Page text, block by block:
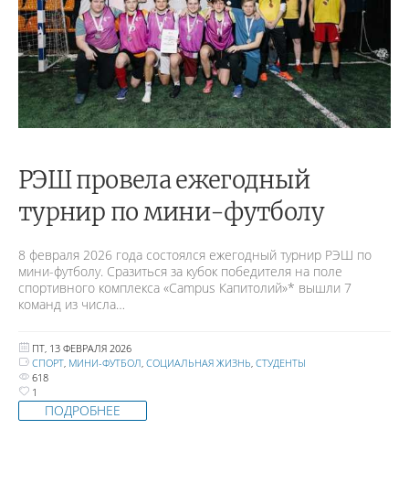
РЭШ провела ежегодный
турнир по мини-футболу
8 февраля 2026 года состоялся ежегодный турнир РЭШ по
мини-футболу. Сразиться за кубок победителя на поле
спортивного комплекса «Campus Капитолий»* вышли 7
команд из числа…
ПТ, 13 ФЕВРАЛЯ 2026
СПОРТ, МИНИ-ФУТБОЛ, СОЦИАЛЬНАЯ ЖИЗНЬ, СТУДЕНТЫ
618
1
ПОДРОБНЕЕ